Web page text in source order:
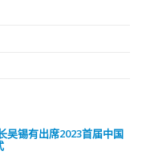
吴锡有出席2023首届中国